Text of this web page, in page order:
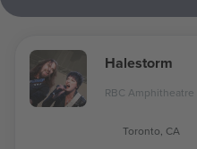
Halestorm
RBC Amphitheatre
Toronto, CA